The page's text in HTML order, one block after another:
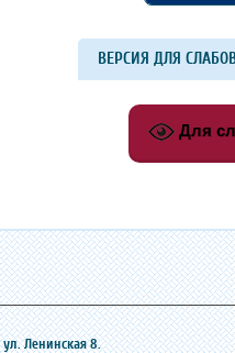
ВЕРСИЯ ДЛЯ
Для
‎ул. Ленинская 8.